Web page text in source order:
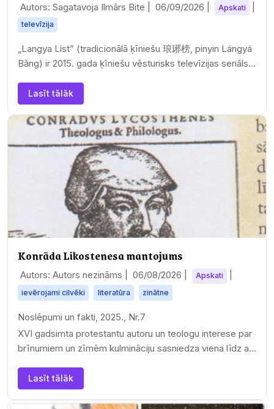
Autors: Sagatavoja Ilmārs Bite | 06/09/2026 Apskati
televīzija
„Langya List” (tradicionālā ķīniešu 琅琊榜, pinyin Lángyá
Bǎng) ir 2015. gada ķīniešu vēsturisks televīzijas seriāls,
Lasīt tālāk
Konrāda Likostenesa mantojums
Autors: Autors nezināms | 06/08/2026 Apskati
ievērojami cilvēki literatūra zinātne
Noslēpumi un fakti, 2025., Nr.7
XVI gadsimta protestantu autoru un teologu interese par
brīnumiem un zīmēm kulmināciju sasniedza viena līdz ar
Lasīt tālāk